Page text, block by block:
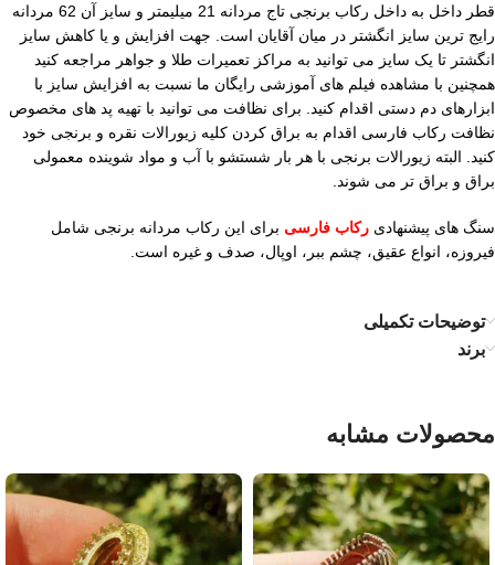
قطر داخل به داخل رکاب برنجی تاج مردانه 21 میلیمتر و سایز آن 62 مردانه
رایج ترین سایز انگشتر در میان آقایان است. جهت افزایش و یا کاهش سایز
انگشتر تا یک سایز می توانید به مراکز تعمیرات طلا و جواهر مراجعه کنید
همچنین با مشاهده فیلم های آموزشی رایگان ما نسبت به افزایش سایز با
ابزارهای دم دستی اقدام کنید. برای نظافت می توانید با تهیه پد های مخصوص
نظافت رکاب فارسی اقدام به براق کردن کلیه زیورالات نقره و برنجی خود
کنید. البته زیورالات برنجی با هر بار شستشو با آب و مواد شوینده معمولی
براق و براق تر می شوند.
سنگ های پیشنهادی رکاب فارسی برای این رکاب مردانه برنجی شامل
فیروزه، انواع عقیق، چشم ببر، اوپال، صدف و غیره است.
توضیحات تکمیلی
برند
محصولات مشابه